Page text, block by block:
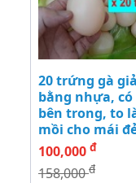
20 trứng gà giả
bằng nhựa,
bên trong, to
mồi cho mái
100,000 đ
158,000đ